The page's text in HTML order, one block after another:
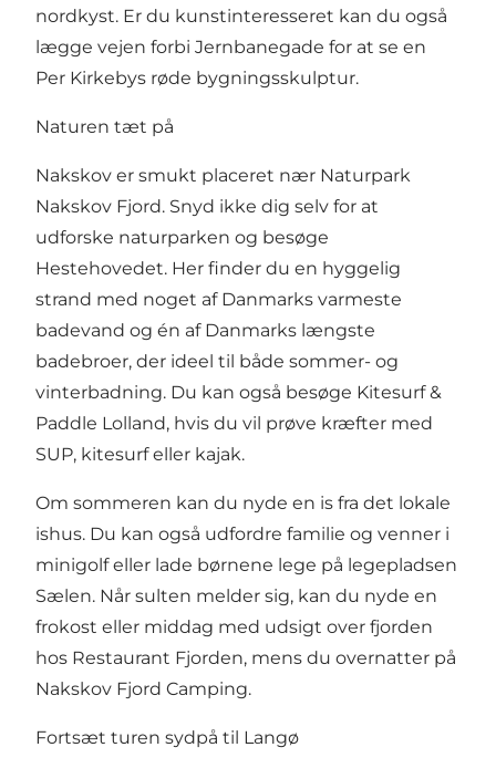
nordkyst. Er du kunstinteresseret kan du også
lægge vejen forbi Jernbanegade for at se en
Per Kirkebys røde bygningsskulptur.
Naturen tæt på
Nakskov er smukt placeret nær Naturpark
Nakskov Fjord. Snyd ikke dig selv for at
udforske naturparken og besøge
Hestehovedet. Her finder du en hyggelig
strand med noget af Danmarks varmeste
badevand og én af Danmarks længste
badebroer, der ideel til både sommer- og
vinterbadning. Du kan også besøge Kitesurf &
Paddle Lolland, hvis du vil prøve kræfter med
SUP, kitesurf eller kajak.
Om sommeren kan du nyde en is fra det lokale
ishus. Du kan også udfordre familie og venner i
minigolf eller lade børnene lege på legepladsen
Sælen. Når sulten melder sig, kan du nyde en
frokost eller middag med udsigt over fjorden
hos Restaurant Fjorden, mens du overnatter på
Nakskov Fjord Camping.
Fortsæt turen sydpå til Langø